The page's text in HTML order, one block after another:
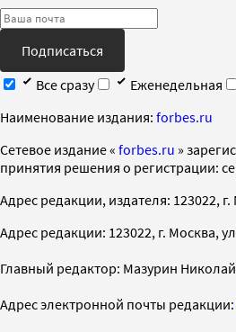
Подписаться
Все сразу
Еженедельная
Наименование издания: forbes.ru
Cетевое издание « forbes.ru »
принятия решения о регистрации:
Адрес редакции, издателя: 123022,
Адрес редакции: 123022, г. Москва,
Главный редактор: Мазурин
Адрес электронной почты редакции: